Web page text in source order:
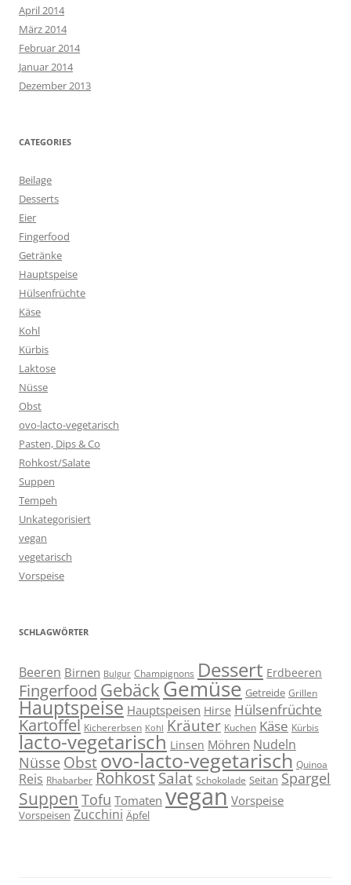
April 2014
März 2014
Februar 2014
Januar 2014
Dezember 2013
CATEGORIES
Beilage
Desserts
Eier
Fingerfood
Getränke
Hauptspeise
Hülsenfrüchte
Käse
Kohl
Kürbis
Laktose
Nüsse
Obst
ovo-lacto-vegetarisch
Pasten, Dips & Co
Rohkost/Salate
Suppen
Tempeh
Unkategorisiert
vegan
vegetarisch
Vorspeise
SCHLAGWÖRTER
Beeren Birnen Bulgur Champignons Dessert Erdbeeren
Fingerfood Gebäck Gemüse Getreide Grillen
Hauptspeise Hauptspeisen Hirse Hülsenfrüchte
Kartoffel Kichererbsen Kohl Kräuter Kuchen Käse Kürbis
lacto-vegetarisch Linsen Möhren Nudeln
Nüsse Obstovo-lacto-vegetarisch Quinoa
Reis Rhabarber RohkostSalat Schokolade Seitan Spargel
Suppen Tofu Tomaten vegan Vorspeise
Vorspeisen Zucchini Äpfel